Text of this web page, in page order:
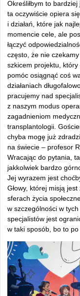
Określiłbym to
ta oczywiście opiera
i działań, które jak
momencie cele, ale
łączyć
często, że nie
szkicem projektu,
pomóc osiągnąć coś
działaniach
pracujemy nad
z naszym modus
zagadnieniom
transplantologii.
chyba mogę już
na świecie – profesor
Wracając do pytania,
jakkolwiek bardzo
Jej wyrazem jest
Głowy, której misją
sferach życia
w szczególności w
specjalistów jest
w taki sposób, bo to po